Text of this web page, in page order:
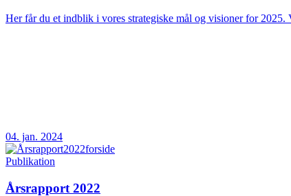
Her får du et indblik i vores strategiske mål og visioner for
04. jan. 2024
Publikation
Årsrapport 2022